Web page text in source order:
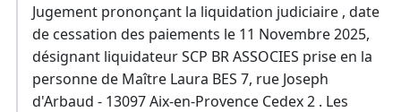
Jugement prononçant la liquidation judiciaire , date
de cessation des paiements le 11 Novembre 2025,
désignant liquidateur SCP BR ASSOCIES prise en la
personne de Maître Laura BES 7, rue Joseph
d'Arbaud - 13097 Aix-en-Provence Cedex 2 . Les